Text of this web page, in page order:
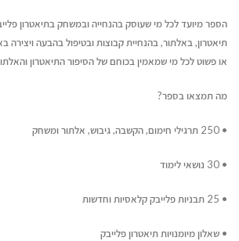
הספר מיועד לכל מי שעוסק בהנחייה ובמשחק בתיאטרון
תיאטרון, באלתור, בהנחיית קבוצות ובטיפול בהבעה ויצירה
או פשוט לכל מי שמאמין בכוחם של הסיפור התיאטרון
מה תמצאו בספר?
• 250 תרגילי חימום, הקשבה, גיבוש, אלתור ומשחק
• 30 נושאי לימוד
• 25 תבניות פלייבק קלאסיות וחדשות
• שאלון מיומנויות תיאטרון פלייבק